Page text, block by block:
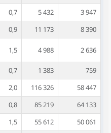
0,7 5 432
3 947
0,9 11 173
8 390
1,5 4 988 2 636
0,7 1 383
759
2,0 116 326
58 447
0,8 85 219
64 133
1,5 55 612
50 061